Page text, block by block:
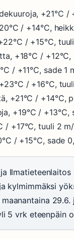
+21°C /
/ +14°C,
/ +15°C,
+18°C /
/ +11°C, sade
/ +16°C,
+21°C / +14°C,
+19°C /
/ +17°C, tuuli 2
/ +15°C, sade
kylmimmäksi
5 vrk eteenpäin